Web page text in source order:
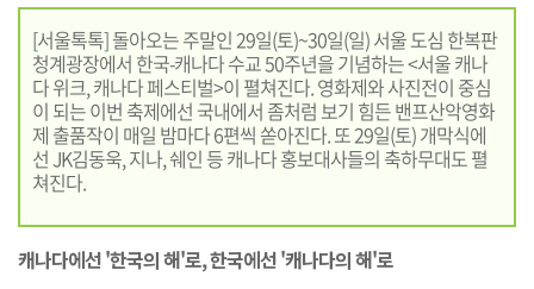
[서울톡톡] 돌아오는 주말인 29일(토)~30일(일) 서울 도심 한복판
청계광장에서 한국-캐나다 수교 50주년을 기념하는 <서울 캐나
다 위크, 캐나다 페스티벌>이 펼쳐진다. 영화제와 사진전이 중심
이 되는 이번 축제에선 국내에서 좀처럼 보기 힘든 밴프산악영화
제 출품작이 매일 밤마다 6편씩 쏟아진다. 또 29일(토) 개막식에
선 JK김동욱, 지나, 쉐인 등 캐나다 홍보대사들의 축하무대도 펼
쳐진다.
캐나다에선 '한국의 해'로, 한국에선 '캐나다의 해'로